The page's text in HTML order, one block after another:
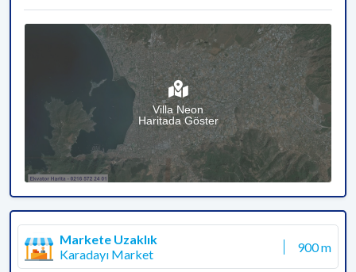
Villa Neon
Haritada Göster
Markete Uzaklık
Karadayı Market
900 m